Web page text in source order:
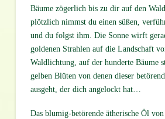
Bäume zögerlich bis zu dir auf den
plötzlich nimmst du einen süßen,
und du folgst ihm. Die Sonne wirft
goldenen Strahlen auf die Landschaft
Waldlichtung, auf der hunderte Bäume
gelben Blüten von denen dieser
ausgeht, der dich angelockt hat…
Das blumig-betörende ätherische Öl